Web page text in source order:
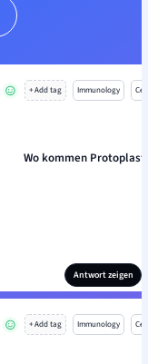
+ Add tag Immunology
Wo kommen
Antwort zeigen
+ Add tag Immunology